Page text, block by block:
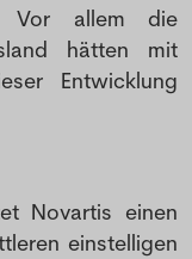
Vor allem die
hätten mit
Entwicklung
Novartis einen
einstelligen